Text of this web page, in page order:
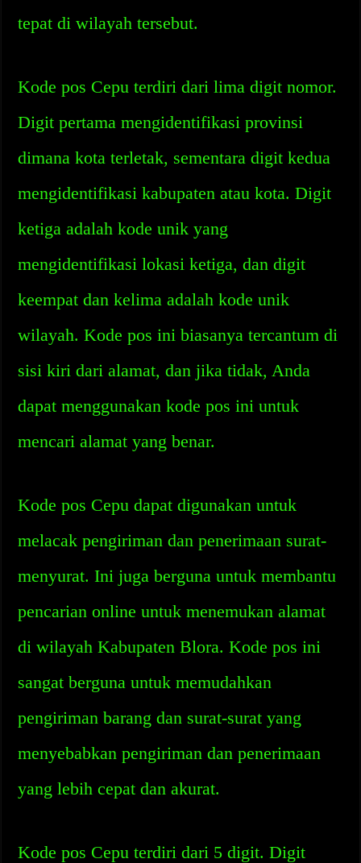
tepat di wilayah tersebut.
Kode pos Cepu terdiri dari lima digit nomor.
Digit pertama mengidentifikasi provinsi
dimana kota terletak, sementara digit kedua
mengidentifikasi kabupaten atau kota. Digit
ketiga adalah kode unik yang
mengidentifikasi lokasi ketiga, dan digit
keempat dan kelima adalah kode unik
wilayah. Kode pos ini biasanya tercantum di
sisi kiri dari alamat, dan jika tidak, Anda
dapat menggunakan kode pos ini untuk
mencari alamat yang benar.
Kode pos Cepu dapat digunakan untuk
melacak pengiriman dan penerimaan surat-
menyurat. Ini juga berguna untuk membantu
pencarian online untuk menemukan alamat
di wilayah Kabupaten Blora. Kode pos ini
sangat berguna untuk memudahkan
pengiriman barang dan surat-surat yang
menyebabkan pengiriman dan penerimaan
yang lebih cepat dan akurat.
Kode pos Cepu terdiri dari 5 digit. Digit